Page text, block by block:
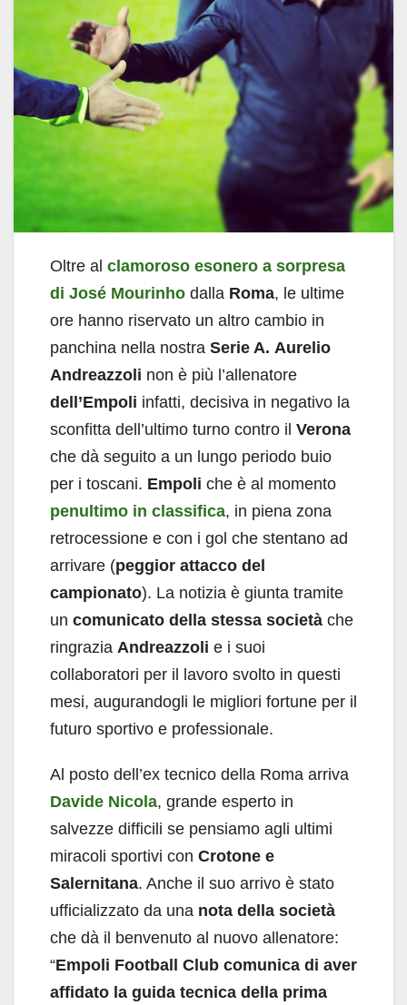
Oltre al clamoroso esonero a sorpresa
di José Mourinho dalla Roma, le ultime
ore hanno riservato un altro cambio in
panchina nella nostra Serie A. Aurelio
Andreazzoli non è più l’allenatore
dell’Empoli infatti, decisiva in negativo la
sconfitta dell’ultimo turno contro il Verona
che dà seguito a un lungo periodo buio
per i toscani. Empoli che è al momento
penultimo in classifica, in piena zona
retrocessione e con i gol che stentano ad
arrivare (peggior attacco del
campionato). La notizia è giunta tramite
un comunicato della stessa società che
ringrazia Andreazzoli e i suoi
collaboratori per il lavoro svolto in questi
mesi, augurandogli le migliori fortune per il
futuro sportivo e professionale.
Al posto dell’ex tecnico della Roma arriva
Davide Nicola, grande esperto in
salvezze difficili se pensiamo agli ultimi
miracoli sportivi con Crotone e
Salernitana. Anche il suo arrivo è stato
ufficializzato da una nota della società
che dà il benvenuto al nuovo allenatore:
“Empoli Football Club comunica di aver
affidato la guida tecnica della prima